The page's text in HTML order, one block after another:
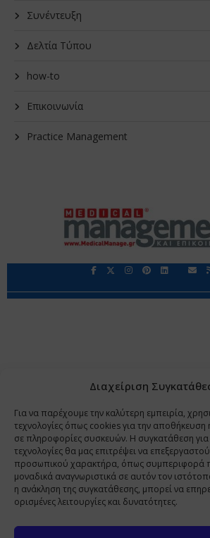
Διαχείριση
Για να παρέχουμε την καλύτερη εμπειρία,
τεχνολογίες όπως cookies για την
σε πληροφορίες συσκευών. Η συγκατάθεση για
τεχνολογίες θα μας επιτρέψει να
προσωπικού χαρακτήρα, όπως συμπεριφορά
μοναδικά αναγνωριστικά σε αυτόν τον
η ανάκληση της συγκατάθεσης, μπορεί να
ορισμένες λειτουργίες και δυνατότητες.
Συνέντευξη
Δελτία Τύπου
how-to
Επικοινωνία
Practice Management
Copyright 2009 - 2026 ©
www.PharmaManage.gr •
•
www.GreekShares.com •
PharmaManage.gr •